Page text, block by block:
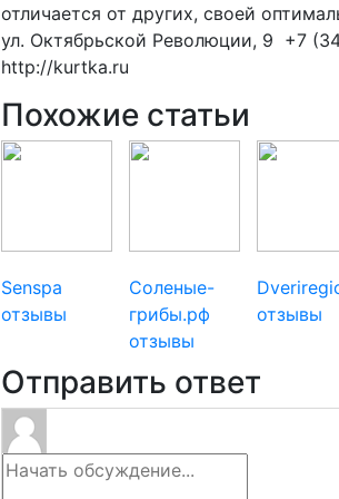
отличается от других, своей
ул. Октябрьской Революции, 9 +7
http://kurtka.ru
Похожие статьи
Senspa
отзывы
Соленые-
грибы.рф
отзывы
отзывы
Отправить ответ